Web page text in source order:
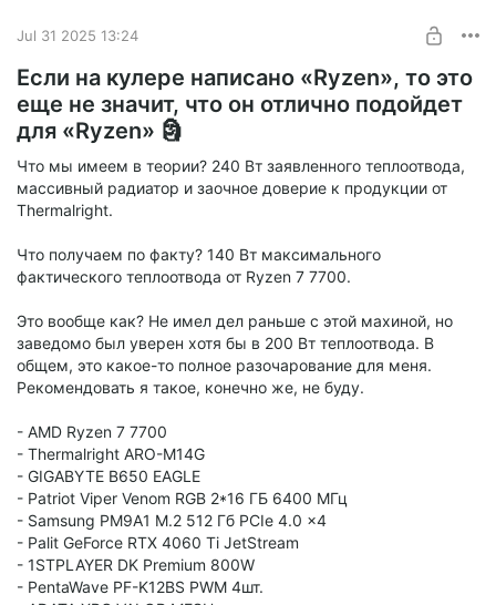
Jul 31 2025 13:24
Если на кулере написано «Ryzen», то это
еще не значит, что он отлично подойдет
для «Ryzen» 🗿
Что мы имеем в теории? 240 Вт заявленного теплоотвода,
массивный радиатор и заочное доверие к продукции от
Thermalright.
Что получаем по факту? 140 Вт максимального
фактического теплоотвода от Ryzen 7 7700.
Это вообще как? Не имел дел раньше с этой махиной, но
заведомо был уверен хотя бы в 200 Вт теплоотвода. В
общем, это какое-то полное разочарование для меня.
Рекомендовать я такое, конечно же, не буду.
- AMD Ryzen 7 7700
- Thermalright ARO-M14G
- GIGABYTE B650 EAGLE
- Patriot Viper Venom RGB 2*16 ГБ 6400 МГц
- Samsung PM9A1 M.2 512 Гб PCIe 4.0 x4
- Palit GeForce RTX 4060 Ti JetStream
- 1STPLAYER DK Premium 800W
- PentaWave PF-K12BS PWM 4шт.